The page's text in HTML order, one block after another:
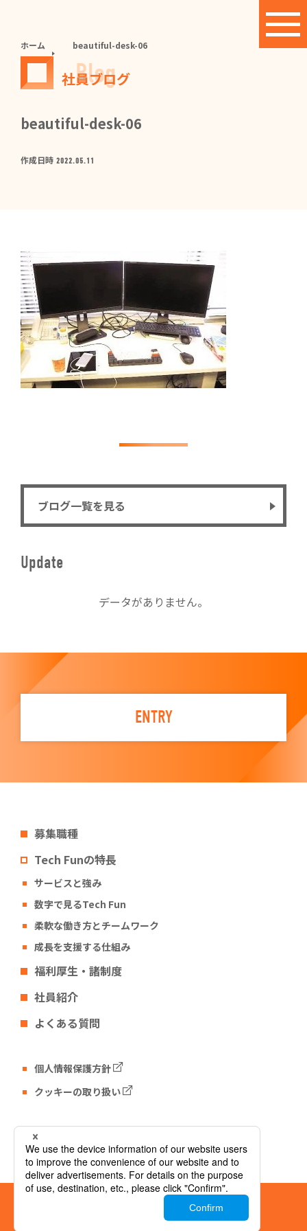
ホーム beautiful-desk-06
Blog
社員ブログ
beautiful-desk-06
作成日時 2022.05.11
ブログ一覧を見る
Update
データがありません。
ENTRY
募集職種
Tech Funの特長
サービスと強み
数字で見るTech Fun
柔軟な働き方とチームワーク
成長を支援する仕組み
福利厚生・諸制度
社員紹介
よくある質問
個人情報保護方針
クッキーの取り扱い
Tech Fun コーポレートサイト
© Tech Fun Corporation